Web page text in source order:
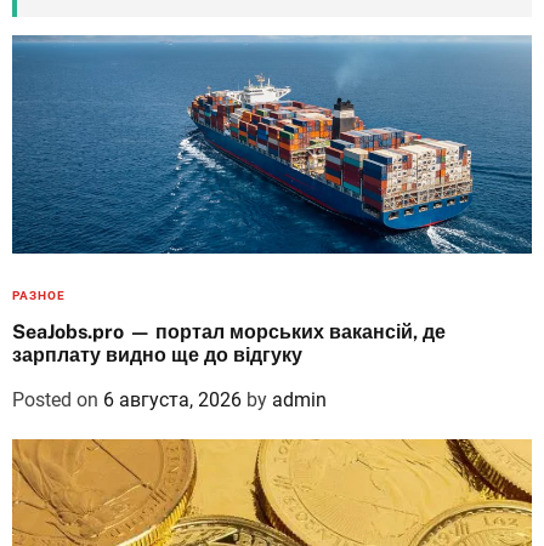
РАЗНОЕ
SeaJobs.pro — портал морських вакансій, де
зарплату видно ще до відгуку
Posted on 6 августа, 2026 by admin